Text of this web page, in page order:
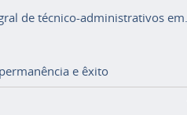
de técnico-administrativos em...
e êxito